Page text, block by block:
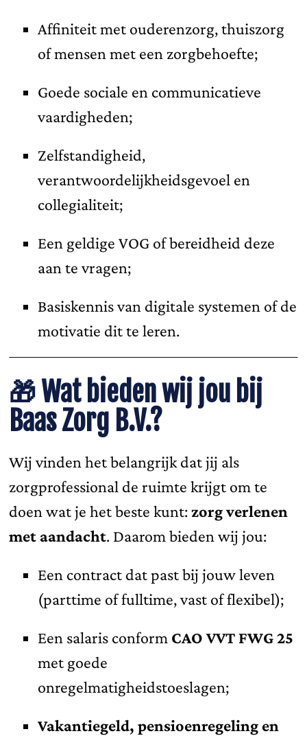
Affiniteit met ouderenzorg, thuiszorg
of mensen met een zorgbehoefte;
Goede sociale en communicatieve
vaardigheden;
Zelfstandigheid,
verantwoordelijkheidsgevoel en
collegialiteit;
Een geldige VOG of bereidheid deze
aan te vragen;
Basiskennis van digitale systemen of de
motivatie dit te leren.
🎁Wat bieden wij jou bij
Baas Zorg B.V.?
Wij vinden het belangrijk dat jij als
zorgprofessional de ruimte krijgt om te
doen wat je het beste kunt:zorg verlenen
met aandacht. Daarom bieden wij jou:
Een contract dat past bij jouw leven
(parttime of fulltime, vast of flexibel);
Een salaris conform CAO VVT FWG 25
met goede
onregelmatigheidstoeslagen;
Vakantiegeld, pensioenregeling en